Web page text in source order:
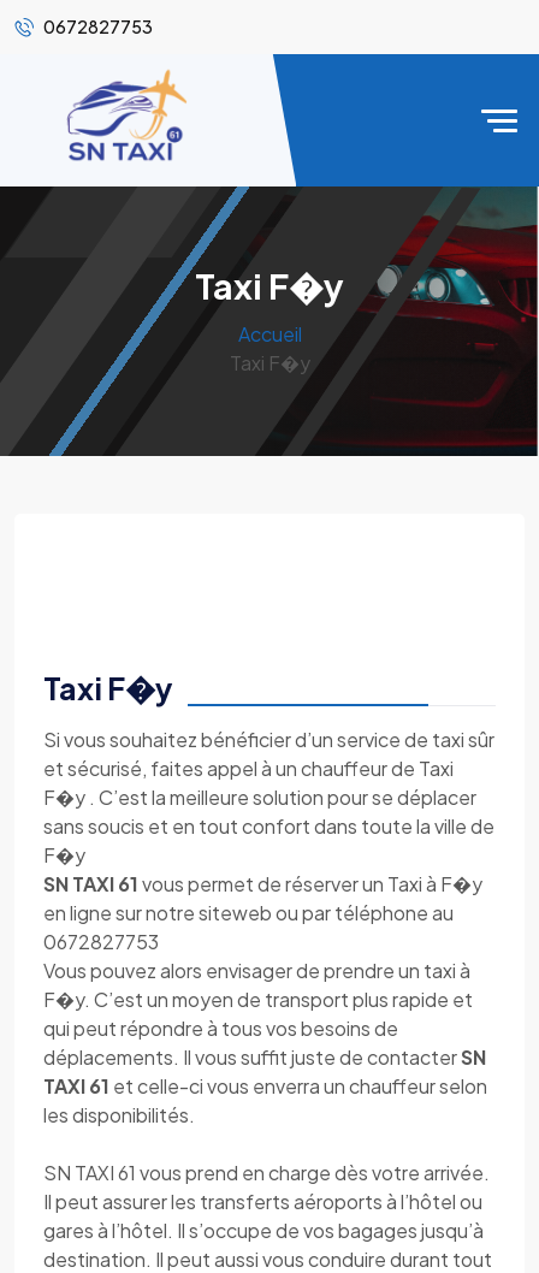
0672827753
Taxi F�y
Accueil
Taxi F�y
Taxi F�y
Si vous souhaitez bénéficier d’un service de taxi sûr
et sécurisé, faites appel à un chauffeur de Taxi
F�y . C’est la meilleure solution pour se déplacer
sans soucis et en tout confort dans toute la ville de
F�y
SN TAXI 61vous permet de réserver un Taxi à F�y
en ligne sur notre siteweb ou par téléphone au
0672827753
Vous pouvez alors envisager de prendre un taxi à
F�y. C’est un moyen de transport plus rapide et
qui peut répondre à tous vos besoins de
déplacements. Il vous suffit juste de contacterSN
TAXI 61 et celle-ci vous enverra un chauffeur selon
les disponibilités.
SN TAXI 61 vous prend en charge dès votre arrivée.
Il peut assurer les transferts aéroports à l’hôtel ou
gares à l’hôtel. Il s’occupe de vos bagages jusqu’à
destination. Il peut aussi vous conduire durant tout